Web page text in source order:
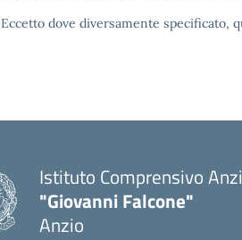
Eccetto dove diversamente specificato,
Istituto Comprensivo
"Giovanni Falcone"
Anzio